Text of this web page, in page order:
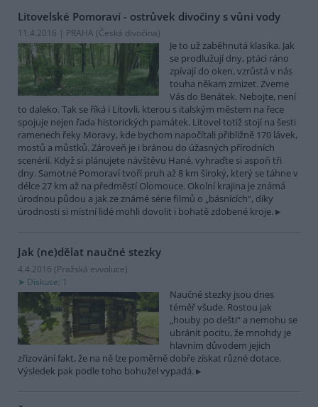
Litovelské Pomoraví - ostrůvek divočiny s vůni vody
11.4.2016 | PRAHA (Česká divočina)
Je to už zaběhnutá klasika. Jak
se prodlužují dny, ptáci ráno
zpívají do oken, vzrůstá v nás
touha někam zmizet. Zveme
Vás do Benátek. Nebojte, není
to daleko. Tak se říká i Litovli, kterou s italským městem na řece
spojuje nejen řada historických památek. Litovel totiž stojí na šesti
ramenech řeky Moravy, kde bychom napočítali přibližně 170 lávek,
mostů a můstků. Zároveň je i bránou do úžasných přírodních
scenérií. Když si plánujete návštěvu Hané, vyhraďte si aspoň tři
dny. Samotné Pomoraví tvoří pruh až 8 km široký, který se táhne v
délce 27 km až na předměstí Olomouce. Okolní krajina je známá
úrodnou půdou a jak ze známé série filmů o „básnících“, díky
úrodnosti si místní lidé mohli dovolit i bohatě zdobené kroje.
Jak (ne)dělat naučné stezky
4.4.2016 (Pražská evvoluce)
Diskuse: 1
Naučné stezky jsou dnes
téměř všude. Rostou jak
„houby po dešti“ a nemohu se
ubránit pocitu, že mnohdy je
hlavním důvodem jejich
zřizování fakt, že na ně lze poměrně dobře získat různé dotace.
Výsledek pak podle toho bohužel vypadá.